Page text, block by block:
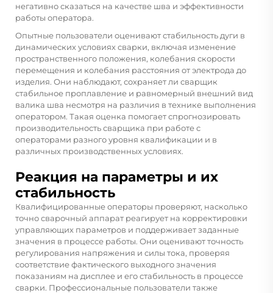
негативно сказаться на качестве шва и эффективности
работы оператора.
Опытные пользователи оценивают стабильность дуги в
динамических условиях сварки, включая изменение
пространственного положения, колебания скорости
перемещения и колебания расстояния от электрода до
изделия. Они наблюдают, сохраняет ли сварщик
стабильное проплавление и равномерный внешний вид
валика шва несмотря на различия в технике выполнения
оператором. Такая оценка помогает спрогнозировать
производительность сварщика при работе с
операторами разного уровня квалификации и в
различных производственных условиях.
Реакция на параметры и их
стабильность
Квалифицированные операторы проверяют, насколько
точно сварочный аппарат реагирует на корректировки
управляющих параметров и поддерживает заданные
значения в процессе работы. Они оценивают точность
регулирования напряжения и силы тока, проверяя
соответствие фактического выходного значения
показаниям на дисплее и его стабильность в процессе
сварки. Профессиональные пользователи также